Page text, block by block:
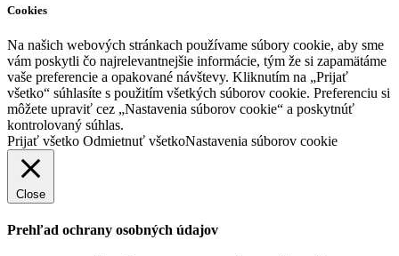
Cookies
Na našich webových stránkach používame súbory cookie, aby sme
vám poskytli čo najrelevantnejšie informácie, tým že si zapamätáme
vaše preferencie a opakované návštevy. Kliknutím na „Prijať
všetko“ súhlasíte s použitím všetkých súborov cookie. Preferenciu si
môžete upraviť cez „Nastavenia súborov cookie“ a poskytnúť
kontrolovaný súhlas.
Prijať všetko Odmietnuť všetkoNastavenia súborov cookie
Close
Prehľad ochrany osobných údajov